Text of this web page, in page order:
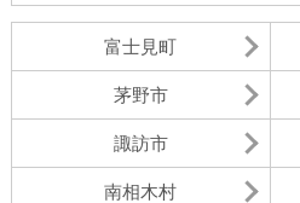
富士見町
茅野市
諏訪市
南相木村